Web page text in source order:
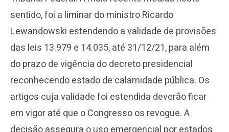
sentido, foi a liminar do ministro Ricardo
Lewandowski estendendo a validade de provisões
das leis 13.979 e 14.035, até 31/12/21, para além
do prazo de vigência do decreto presidencial
reconhecendo estado de calamidade pública. Os
artigos cuja validade foi estendida deverão ficar
em vigor até que o Congresso os revogue. A